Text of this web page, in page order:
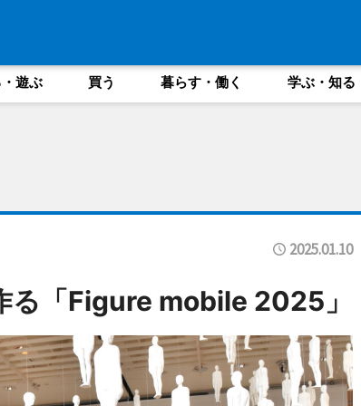
遊ぶ 買う 暮らす・働く 学ぶ・知る
2025.01.10
「Figure mobile 2025」